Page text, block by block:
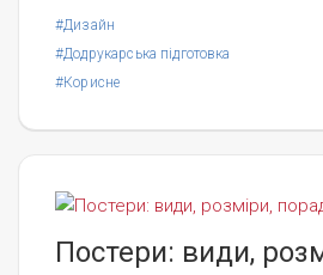
#Дизайн
#Додрукарська підготовка
#Корисне
Постери: види,